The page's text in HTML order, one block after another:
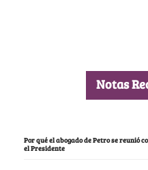
Notas
Por qué el abogado de Petro se reunió
el Presidente